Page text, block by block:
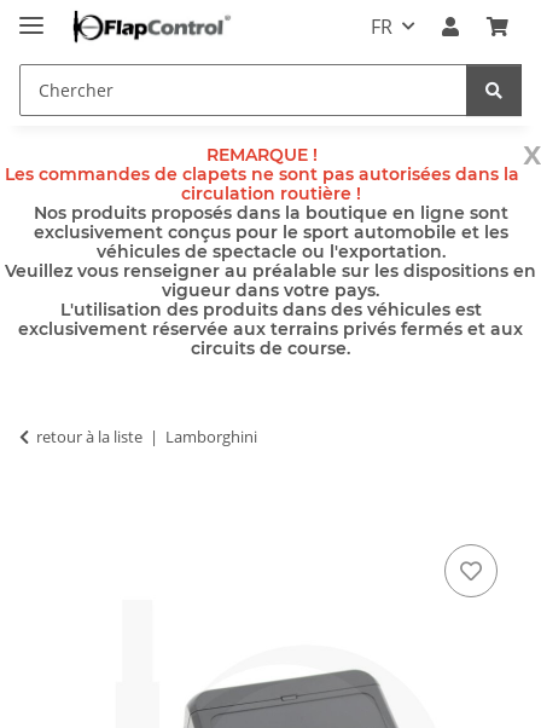
FR
x
REMARQUE !
Les commandes de clapets ne sont pas autorisées dans la
circulation routière !
Nos produits proposés dans la boutique en ligne sont
exclusivement conçus pour le sport automobile et les
véhicules de spectacle ou l'exportation.
Veuillez vous renseigner au préalable sur les dispositions en
vigueur dans votre pays.
L'utilisation des produits dans des véhicules est
exclusivement réservée aux terrains privés fermés et aux
circuits de course.
retour à la liste Lamborghini